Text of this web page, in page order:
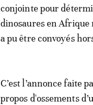
conjointe pour
dinosaures en Afrique
a pu être convoyés
C’est l’annonce faite
propos d'ossements